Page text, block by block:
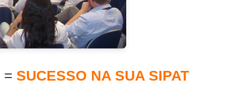
= SUCESSO NA SUA SIPAT